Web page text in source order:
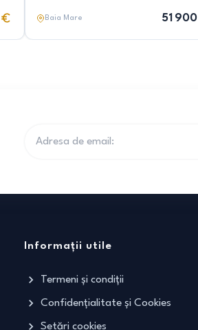
Baia Mare 51 900
Informații utile
Termeni și condiții
Confidențialitate și Cookies
Setări cookies